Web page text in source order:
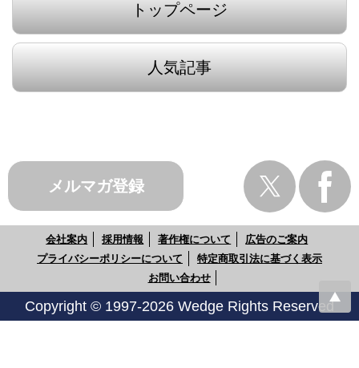
トップページ
人気記事
メルマガ登録
会社案内 採用情報 著作権について
広告のご案内
プライバシーポリシーについて
特定商取引法に基づく表示
お問い合わせ
Copyright © 1997-2026 Wedge Rights Reserved